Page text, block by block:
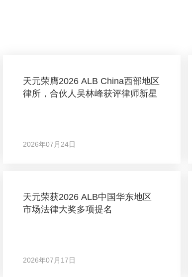
天元荣膺2026 ALB China西部地区
律所，合伙人吴林峰获评律师新星
2026年07月24日
天元荣获2026 ALB中国华东地区
市场法律大奖多项提名
2026年07月17日